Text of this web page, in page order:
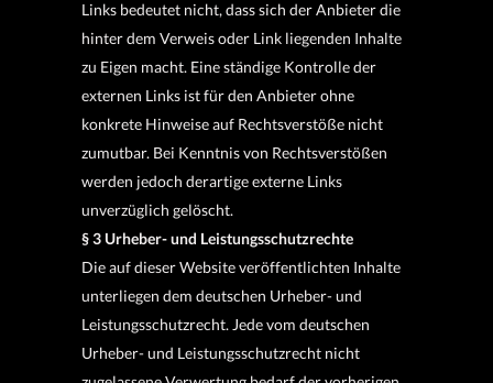
Links bedeutet nicht, dass sich der Anbieter die
hinter dem Verweis oder Link liegenden Inhalte
zu Eigen macht. Eine ständige Kontrolle der
externen Links ist für den Anbieter ohne
konkrete Hinweise auf Rechtsverstöße nicht
zumutbar. Bei Kenntnis von Rechtsverstößen
werden jedoch derartige externe Links
unverzüglich gelöscht.
§ 3 Urheber- und Leistungsschutzrechte
Die auf dieser Website veröffentlichten Inhalte
unterliegen dem deutschen Urheber- und
Leistungsschutzrecht. Jede vom deutschen
Urheber- und Leistungsschutzrecht nicht